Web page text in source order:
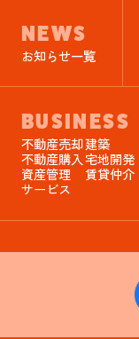
NEWS
お知らせ一覧
BUSINESS
不動産売却建築
不動産購入宅地開発
資産管理
サービス
賃貸仲介